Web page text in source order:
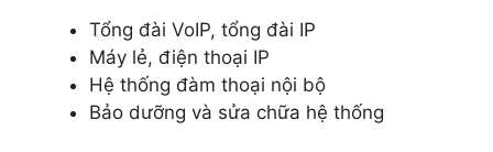
Tổng đài VoIP, tổng đài IP
Máy lẻ, điện thoại IP
Hệ thống đàm thoại nội bộ
Bảo dưỡng và sửa chữa hệ thống